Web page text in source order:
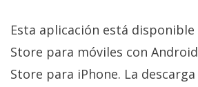
temas
Sorteos
Esta aplicación está disponible
Store para móviles con
Store para iPhone. La